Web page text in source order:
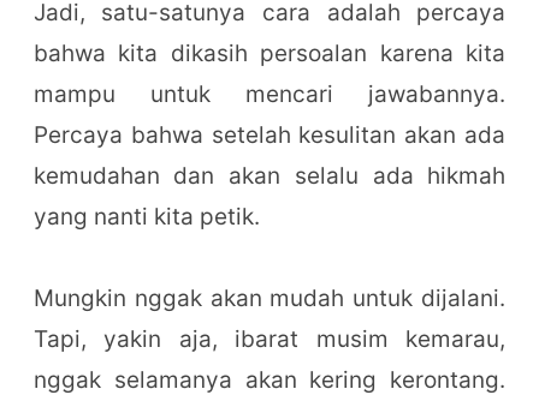
Jadi, satu-satunya cara adalah percaya
bahwa kita dikasih persoalan karena kita
mampu untuk mencari jawabannya.
Percaya bahwa setelah kesulitan akan ada
kemudahan dan akan selalu ada hikmah
yang nanti kita petik.
Mungkin nggak akan mudah untuk dijalani.
Tapi, yakin aja, ibarat musim kemarau,
nggak selamanya akan kering kerontang.